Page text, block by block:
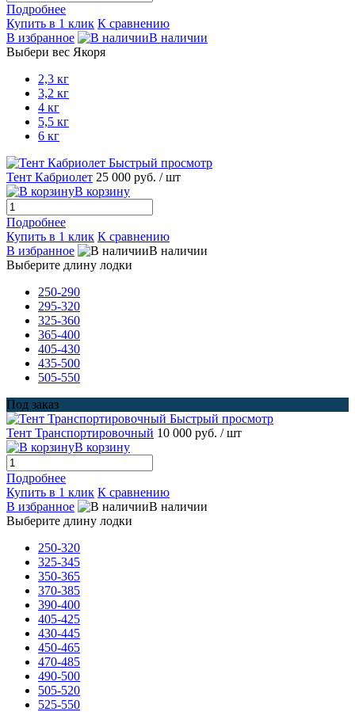
Подробнее
Купить в 1 клик К сравнению
В избранное
В наличии
Выбери вес Якоря
2,3 кг
3,2 кг
4 кг
5,5 кг
6 кг
Быстрый просмотр
Тент Кабриолет 25 000 руб. / шт
В корзину
Подробнее
Купить в 1 клик К сравнению
В избранное
В наличии
Выберите длину лодки
250-290
295-320
325-360
365-400
405-430
435-500
505-550
Под заказ
Быстрый просмотр
Тент Транспортировочный 10 000 руб. / шт
В корзину
Подробнее
Купить в 1 клик К сравнению
В избранное
В наличии
Выберите длину лодки
250-320
325-345
350-365
370-385
390-400
405-425
430-445
450-465
470-485
490-500
505-520
525-550